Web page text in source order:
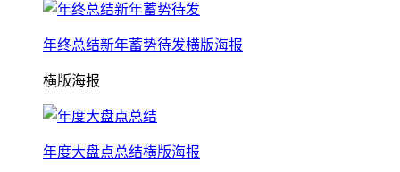
年终总结新年蓄势待发横版海报
横版海报
年度大盘点总结横版海报